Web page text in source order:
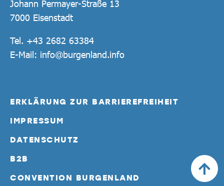
Johann Permayer-Straße 13
7000 Eisenstadt
Tel. +43 2682 63384
E-Mail: info@burgenland.info
ERKLÄRUNG ZUR BARRIEREFREIHEIT
IMPRESSUM
DATENSCHUTZ
B2B
CONVENTION BURGENLAND